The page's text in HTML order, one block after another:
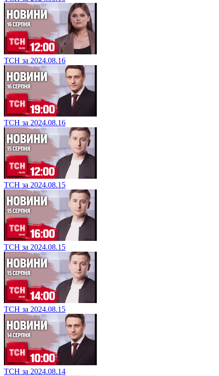
ТСН за 2024.08.16
ТСН за 2024.08.16
ТСН за 2024.08.15
ТСН за 2024.08.15
ТСН за 2024.08.15
ТСН за 2024.08.14